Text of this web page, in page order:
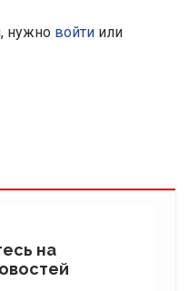
нужно войти или
на